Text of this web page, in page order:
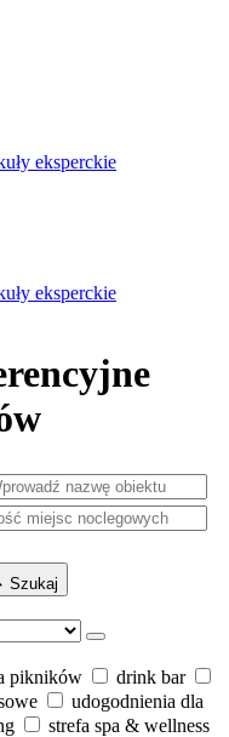
eksperckie
eksperckie
Szukaj
pikników
drink bar
udogodnienia dla
strefa spa & wellness